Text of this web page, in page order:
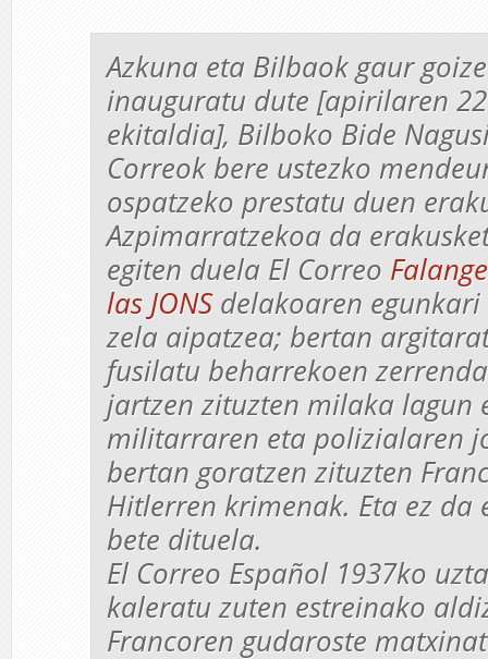
Azkuna eta Bilbaok gaur
inauguratu dute [apirilaren
ekitaldia], Bilboko Bide
Correok bere ustezko
ospatzeko prestatu duen
Azpimarratzekoa da
egiten duela El Correo
las JONSdelakoaren
zela aipatzea; bertan
fusilatu beharrekoen
jartzen zituzten milaka lagun
militarraren eta polizialaren
bertan goratzen zituzten
Hitlerren krimenak. Eta ez da
bete dituela.
El Correo Español 1937ko
kaleratu zuten estreinako
Francoren gudaroste